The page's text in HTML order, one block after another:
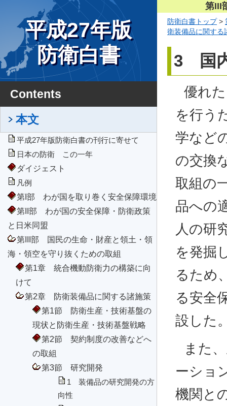
平成27年版
防衛白書
Contents
本文
平成27年版防衛白書の刊行に寄せて
日本の防衛 この一年
ダイジェスト
凡例
第I部 わが国を取り巻く安全保障環境
第II部 わが国の安全保障・防衛政策
と日米同盟
第III部 国民の生命・財産と領土・領
海・領空を守り抜くための取組
第1章 統合機動防衛力の構築に向
けて
第2章 防衛装備品に関する諸施策
第1節 防衛生産・技術基盤の
現状と防衛生産・技術基盤戦略
第2節 契約制度の改善などへ
の取組
第3節 研究開発
1 装備品の研究開発の方
向性
第III
防衛白書トップ>
衛装備品に関する
3 国
優れ
を行う
学など
の交換
取組の
品への
人の研
を発掘
るため
る安全
設した
また
ーショ
機関と